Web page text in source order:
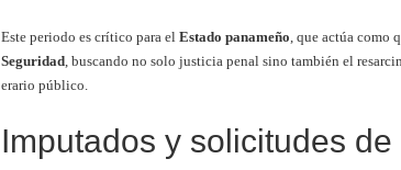
Este periodo es crítico para el Estado panameño , que actúa como
Seguridad , buscando no solo justicia penal sino también el
erario público.
Imputados y solicitudes